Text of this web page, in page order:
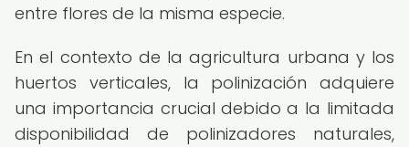
entre flores de la misma especie.
En el contexto de la agricultura urbana y los
huertos verticales, la polinización adquiere
una importancia crucial debido a la limitada
disponibilidad de polinizadores naturales,